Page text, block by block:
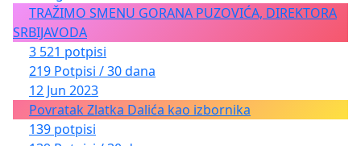
TRAŽIMO SMENU GORANA PUZOVIĆA, DIREKTORA
SRBIJAVODA
3 521 potpisi
219 Potpisi / 30 dana
12 Jun 2023
Povratak Zlatka Dalića kao izbornika
139 potpisi